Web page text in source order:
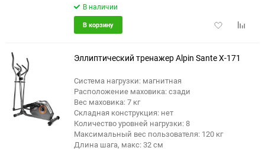
В наличии
Добавить
В корзину
еще 3 фото
Эллиптический тренажер Alpin Sante X-171
Система нагрузки: магнитная
Расположение маховика: сзади
Вес маховика: 7 кг
Складная конструкция: нет
Количество уровней нагрузки: 8
Максимальный вес пользователя: 120 кг
Длина шага, макс: 32 см